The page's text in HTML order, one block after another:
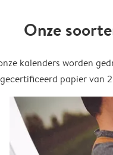
Onze
kalenders worden
gecertificeerd papier van